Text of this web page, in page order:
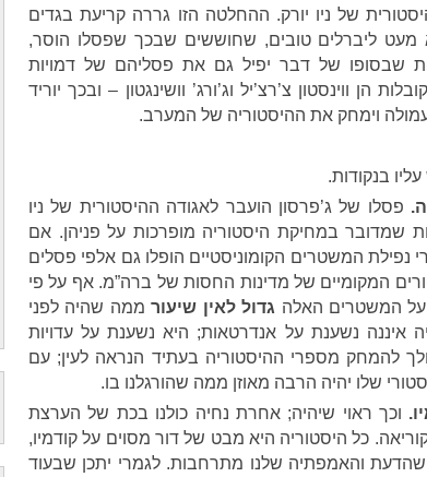
של ניו יורק. ההחלטה הזו גררה קריעת בגדים
ליברלים טובים, שחוששים שבכך שפסלו הוסר,
שבסופו של דבר יפיל גם את פסליהם של דמויות
הן ווינסטון צ’רצ’יל וג’ורג’ וושינגטון – ובכך יוריד
וימחק את ההיסטוריה של המערב.
בנקודות.
פסלו של ג’פרסון הועבר לאגודה ההיסטורית של ניו
שמדובר במחיקת היסטוריה מופרכות על פניהן. אם
המשטרים הקומוניסטיים הופלו גם אלפי פסלים
המקומיים של מדינות החסות של ברה”מ. אף על פי
על המשטרים האלה גדול לאין שיעורממה שהיה לפני
איננה נשענת על אנדרטאות; היא נשענת על עדויות
להמחק מספרי ההיסטוריה בעתיד הנראה לעין; עם
שלו יהיה הרבה מאוזן ממה שהורגלנו בו.
וכך ראוי שיהיה; אחרת נחיה כולנו בכת של הערצת
כל היסטוריה היא מבט של דור מסוים על קודמיו,
והאמפתיה שלנו מתרחבות. לגמרי יתכן שבעוד